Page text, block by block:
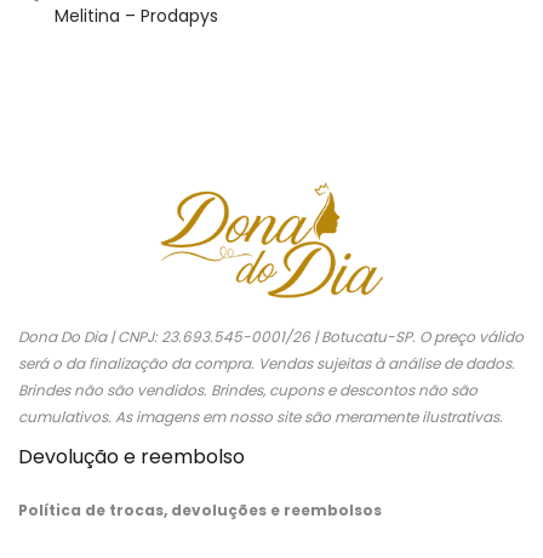
Melitina – Prodapys
Dona Do Dia | CNPJ: 23.693.545-0001/26 | Botucatu-SP. O preço válido
será o da finalização da compra. Vendas sujeitas à análise de dados.
Brindes não são vendidos. Brindes, cupons e descontos não são
cumulativos. As imagens em nosso site são meramente ilustrativas.
Devolução e reembolso
Política de trocas, devoluções e reembolsos